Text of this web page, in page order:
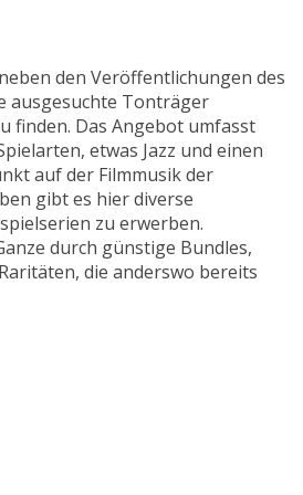
den Veröffentlichungen des
ausgesuchte Tonträger
finden. Das Angebot umfasst
etwas Jazz und einen
auf der Filmmusik der
gibt es hier diverse
zu erwerben.
durch günstige Bundles,
die anderswo bereits